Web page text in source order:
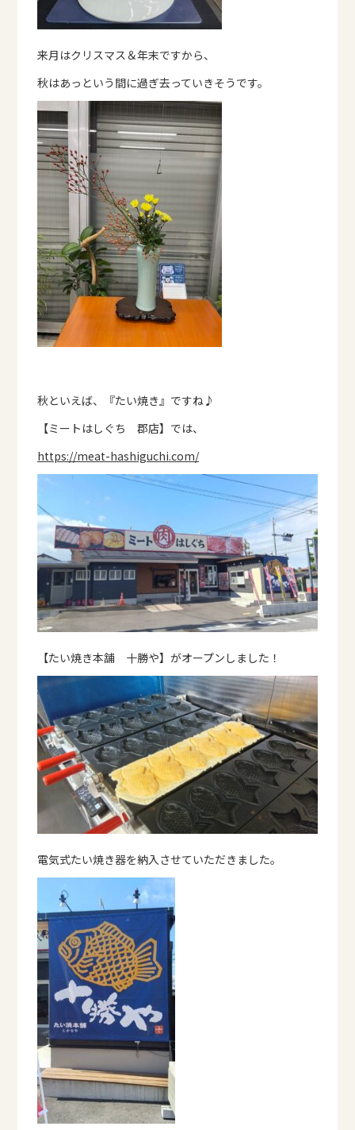
来月はクリスマス＆年末ですから、
秋はあっという間に過ぎ去っていきそうです。
秋といえば、『たい焼き』ですね♪
【ミートはしぐち 郡店】では、
https://meat-hashiguchi.com/
【たい焼き本舗 十勝や】がオープンしました！
電気式たい焼き器を納入させていただきました。